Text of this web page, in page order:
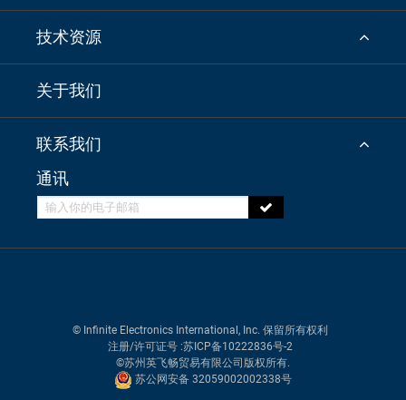
技术资源
关于我们
联系我们
通讯
© Infinite Electronics International, Inc. 保留所有权利
注册/许可证号 :苏ICP备10222836号-2
©苏州英飞畅贸易有限公司版权所有.
苏公网安备 32059002002338号